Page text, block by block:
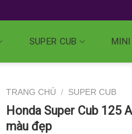
SUPER CUB MINI
TRANG CHỦ / SUPER CUB
Honda Super Cub 125
màu đẹp